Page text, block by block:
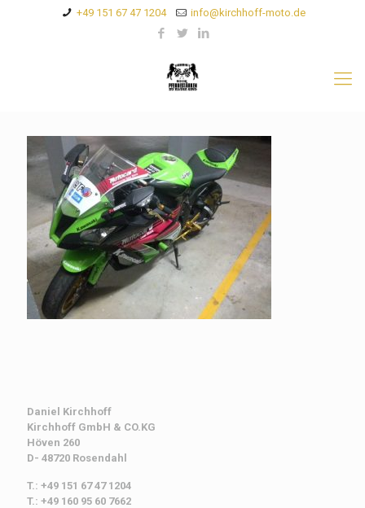
+49 151 67 47 1204 info@kirchhoff-moto.de
Daniel Kirchhoff
Kirchhoff GmbH & CO.KG
Höven 260
D- 48720 Rosendahl
T.: +49 151 67 47 1204
T.: +49 160 95 60 7662